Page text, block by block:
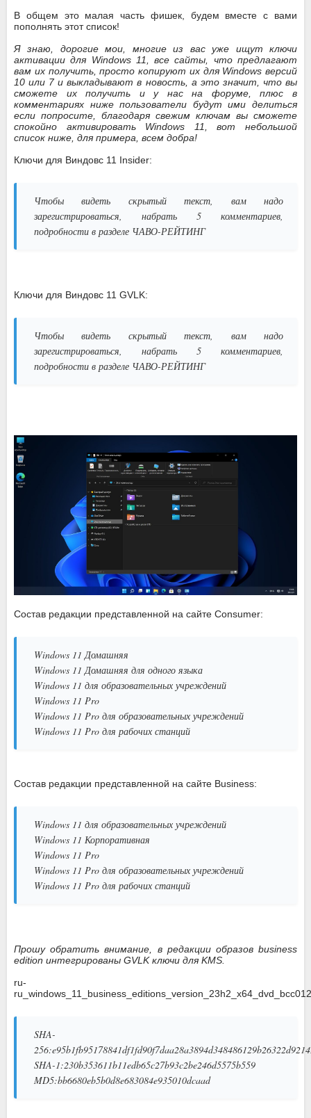
В общем это малая часть фишек, будем вместе с вами
пополнять этот список!
Я знаю, дорогие мои, многие из вас уже ищут ключи
активации для Windows 11, все сайты, что предлагают
вам их получить, просто копируют их для Windows версий
10 или 7 и выкладывают в новость, а это значит, что вы
сможете их получить и у нас на форуме, плюс в
комментариях ниже пользователи будут ими делиться
если попросите, благодаря свежим ключам вы сможете
спокойно активировать Windows 11, вот небольшой
список ниже, для примера, всем добра!
Ключи для Виндовс 11 Insider:
Чтобы видеть скрытый текст, вам надо
зарегистрироваться, набрать 5 комментариев,
подробности в разделе ЧАВО-РЕЙТИНГ
Ключи для Виндовс 11 GVLK:
Чтобы видеть скрытый текст, вам надо
зарегистрироваться, набрать 5 комментариев,
подробности в разделе ЧАВО-РЕЙТИНГ
Состав редакции представленной на сайте Consumer:
Windows 11 Домашняя
Windows 11 Домашняя для одного языка
Windows 11 для образовательных учреждений
Windows 11 Pro
Windows 11 Pro для образовательных учреждений
Windows 11 Pro для рабочих станций
Состав редакции представленной на сайте Business:
Windows 11 для образовательных учреждений
Windows 11 Корпоративная
Windows 11 Pro
Windows 11 Pro для образовательных учреждений
Windows 11 Pro для рабочих станций
Прошу обратить внимание, в редакции образов business
edition интегрированы GVLK ключи для KMS.
ru-
SHA-
SHA-1:230b353611b11edb65c27b93c2be246d5575b559
MD5:bb6680eb5b0d8e683084e935010dcaad